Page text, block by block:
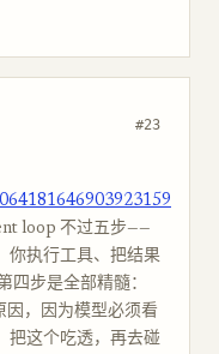
#23
loop 不过五步——
你执行工具、把结果
四步是全部精髓：
因，因为模型必须看
把这个吃透，再去碰